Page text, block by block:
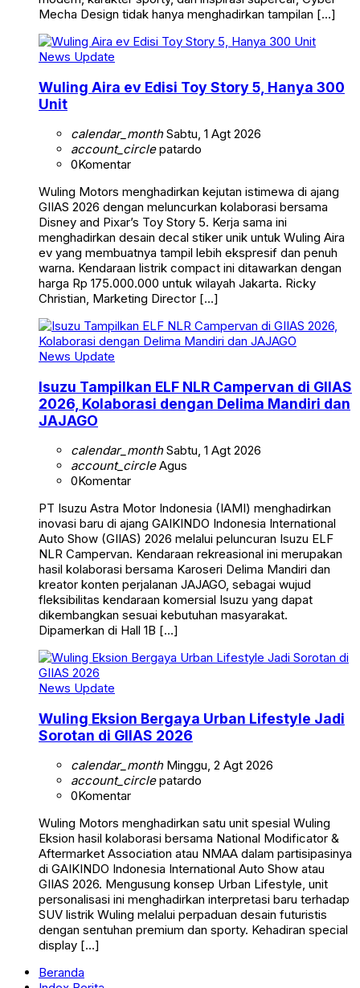
Mecha Design tidak hanya menghadirkan tampilan […]
News Update
Wuling Aira ev Edisi Toy Story 5, Hanya 300
Unit
calendar_monthSabtu, 1 Agt 2026
account_circlepatardo
0Komentar
Wuling Motors menghadirkan kejutan istimewa di ajang
GIIAS 2026 dengan meluncurkan kolaborasi bersama
Disney and Pixar’s Toy Story 5. Kerja sama ini
menghadirkan desain decal stiker unik untuk Wuling Aira
ev yang membuatnya tampil lebih ekspresif dan penuh
warna. Kendaraan listrik compact ini ditawarkan dengan
harga Rp 175.000.000 untuk wilayah Jakarta. Ricky
Christian, Marketing Director […]
News Update
Isuzu Tampilkan ELF NLR Campervan di GIIAS
2026, Kolaborasi dengan Delima Mandiri dan
JAJAGO
calendar_monthSabtu, 1 Agt 2026
account_circleAgus
0Komentar
PT Isuzu Astra Motor Indonesia (IAMI) menghadirkan
inovasi baru di ajang GAIKINDO Indonesia International
Auto Show (GIIAS) 2026 melalui peluncuran Isuzu ELF
NLR Campervan. Kendaraan rekreasional ini merupakan
hasil kolaborasi bersama Karoseri Delima Mandiri dan
kreator konten perjalanan JAJAGO, sebagai wujud
fleksibilitas kendaraan komersial Isuzu yang dapat
dikembangkan sesuai kebutuhan masyarakat.
Dipamerkan di Hall 1B […]
News Update
Wuling Eksion Bergaya Urban Lifestyle Jadi
Sorotan di GIIAS 2026
calendar_monthMinggu, 2 Agt 2026
account_circlepatardo
0Komentar
Wuling Motors menghadirkan satu unit spesial Wuling
Eksion hasil kolaborasi bersama National Modificator &
Aftermarket Association atau NMAA dalam partisipasinya
di GAIKINDO Indonesia International Auto Show atau
GIIAS 2026. Mengusung konsep Urban Lifestyle, unit
personalisasi ini menghadirkan interpretasi baru terhadap
SUV listrik Wuling melalui perpaduan desain futuristis
dengan sentuhan premium dan sporty. Kehadiran special
display […]
Beranda